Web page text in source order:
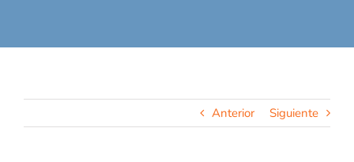
Anterior Siguiente